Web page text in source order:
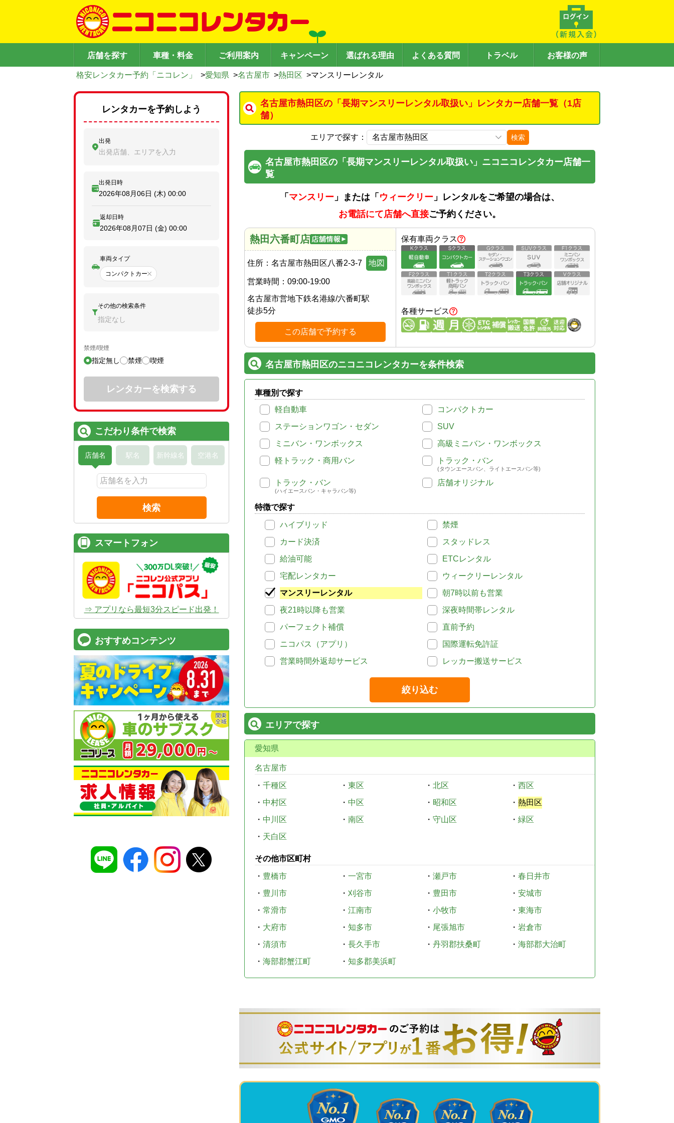
店舗を探す 車種・料金 ご利用案内 キャンペーン 選ばれる理由 よくある質問 トラベル お客様の声
格安レンタカー予約「ニコレン」 >愛知県 >名古屋市 >熱田区 >マンスリーレンタル
名古屋市熱田区の「長期マンスリーレンタル取扱い」レンタカー店舗一覧（1店
舗）
エリアで探す： 検索
名古屋市熱田区の「長期マンスリーレンタル取扱い」ニコニコレンタカー店舗一
覧
「 マンスリー 」または「 ウィークリー 」レンタルをご希望の場合は、
お電話にて店舗へ直接ご予約ください。
熱田六番町店
住所： 名古屋市熱田区八番2-3-7 地図
営業時間： 09:00-19:00
名古屋市営地下鉄名港線/六番町駅
徒歩5分
この店舗で予約する
保有車両クラス
各種サービス
名古屋市熱田区のニコニコレンタカーを条件検索
車種別で探す
軽自動車
コンパクトカー
ステーションワゴン・セダン
SUV
ミニバン・ワンボックス
高級ミニバン・ワンボックス
軽トラック・商用バン
トラック・バン
(タウンエースバン、ライトエースバン等)
トラック・バン
(ハイエースバン・キャラバン等)
店舗オリジナル
特徴で探す
ハイブリッド
禁煙
カード決済
スタッドレス
給油可能
ETCレンタル
宅配レンタカー
ウィークリーレンタル
マンスリーレンタル
朝7時以前も営業
夜21時以降も営業
深夜時間帯レンタル
パーフェクト補償
直前予約
ニコパス（アプリ）
国際運転免許証
営業時間外返却サービス
レッカー搬送サービス
絞り込む
エリアで探す
愛知県
名古屋市
・ 千種区 ・ 東区 ・ 北区 ・ 西区
・ 中村区 ・ 中区 ・ 昭和区 ・ 熱田区
・ 中川区 ・ 南区 ・ 守山区 ・ 緑区
・ 天白区
その他市区町村
・ 豊橋市 ・ 一宮市 ・ 瀬戸市 ・ 春日井市
・ 豊川市 ・ 刈谷市 ・ 豊田市 ・ 安城市
・ 常滑市 ・ 江南市 ・ 小牧市 ・ 東海市
・ 大府市 ・ 知多市 ・ 尾張旭市 ・ 岩倉市
・ 清須市 ・ 長久手市 ・ 丹羽郡扶桑町 ・ 海部郡大治町
・ 海部郡蟹江町 ・ 知多郡美浜町
レンタカーを予約しよう
出発
出発店舗、エリアを入力
出発日時
2026年08月06日 (木) 00:00
返却日時
2026年08月07日 (金) 00:00
車両タイプ
コンパクトカー
その他の検索条件
指定なし
禁煙/喫煙
指定無し 禁煙 喫煙
レンタカーを検索する
こだわり条件で検索
店舗名 駅名 新幹線名 空港名
検索
スマートフォン
⇒ アプリなら最短3分スピード出発！
おすすめコンテンツ